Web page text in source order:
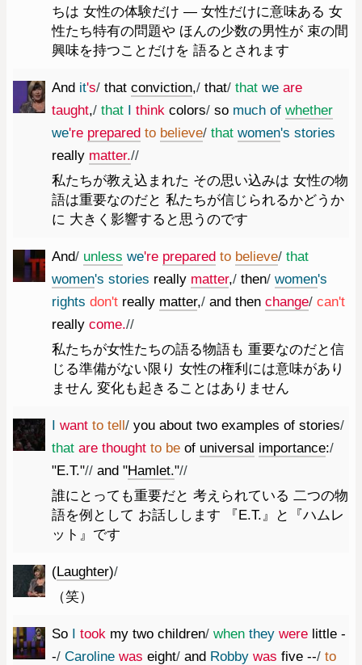
ちは 女性の体験だけ ― 女性だけに意味ある 女
性たち特有の問題や ほんの少数の男性が 束の間
興味を持つことだけを 語るとされます
And it's/ that conviction,/ that/ that we are
taught,/ that I think colors/ so much of whether
we're prepared to believe/ that women's stories
really matter.//
私たちが教え込まれた その思い込みは 女性の物
語は重要なのだと 私たちが信じられるかどうか
に 大きく影響すると思うのです
And/ unless we're prepared to believe/ that
women's stories really matter,/ then/ women's
rights don't really matter,/ and then change/ can't
really come.//
私たちが女性たちの語る物語も 重要なのだと信
じる準備がない限り 女性の権利には意味があり
ません 変化も起きることはありません
I want to tell/ you about two examples of stories/
that are thought to be of universal importance:/
"E.T."// and "Hamlet."//
誰にとっても重要だと 考えられている 二つの物
語を例として お話しします 『E.T.』と『ハムレ
ット』です
(Laughter)/
（笑）
So I took my two children/ when they were little -
-/ Caroline was eight/ and Robby was five --/ to